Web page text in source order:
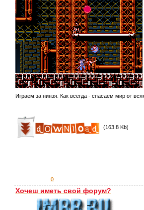
Играем за нинзя. Как всегда - спасаем мир от
(163.8 Kb)
0
Хочеш иметь свой форум?